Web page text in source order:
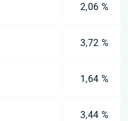
2,06 %
3,72 %
1,64 %
3,44 %